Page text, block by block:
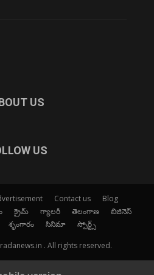
US
US
Contact us
Blog
క్రైమ్ గ్యాలరీ తెలంగాణ
బిజినెస్
శృంగారం సినిమా స్పోర్ట్స్
. All rights reserved.